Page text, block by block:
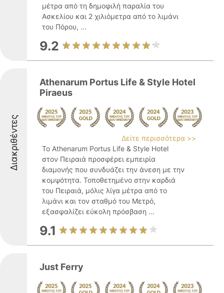
μέτρα από τη δημοφιλή παραλία του
Ασκελίου και 2 χιλιόμετρα από το λιμάνι
του Πόρου, ...
9.2
Διακριθέντες
Athenarum Portus Life & Style Hotel
Piraeus
Δείτε περισσότερα >>
Το Athenarum Portus Life & Style Hotel
στον Πειραιά προσφέρει εμπειρία
διαμονής που συνδυάζει την άνεση με την
κομψότητα. Τοποθετημένο στην καρδιά
του Πειραιά, μόλις λίγα μέτρα από το
λιμάνι και τον σταθμό του Μετρό,
εξασφαλίζει εύκολη πρόσβαση ...
9.1
Just Ferry